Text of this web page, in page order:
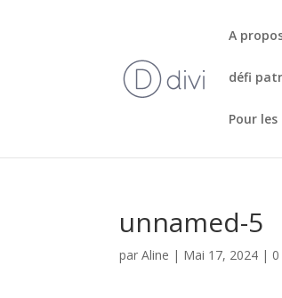
A
défi
Pour
unnamed-5
parAline | Mai 17, 2024 |